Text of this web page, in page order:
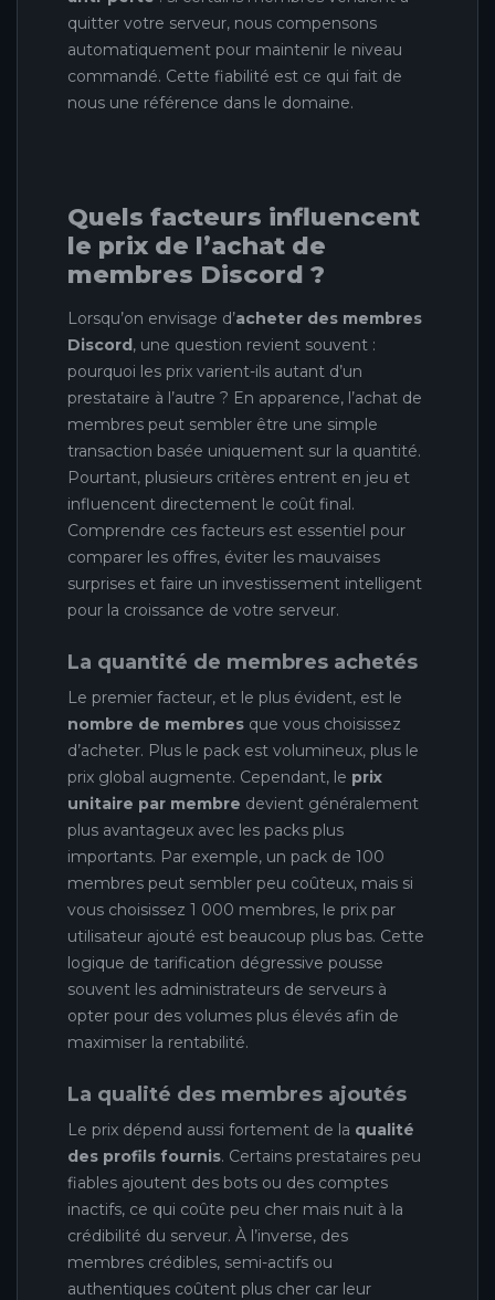
quitter votre serveur, nous compensons
automatiquement pour maintenir le niveau
commandé. Cette fiabilité est ce qui fait de
nous une référence dans le domaine.
Quels facteurs influencent
le prix de l’achat de
membres Discord ?
Lorsqu’on envisage d’acheter des membres
Discord, une question revient souvent :
pourquoi les prix varient-ils autant d’un
prestataire à l’autre ? En apparence, l’achat de
membres peut sembler être une simple
transaction basée uniquement sur la quantité.
Pourtant, plusieurs critères entrent en jeu et
influencent directement le coût final.
Comprendre ces facteurs est essentiel pour
comparer les offres, éviter les mauvaises
surprises et faire un investissement intelligent
pour la croissance de votre serveur.
La quantité de membres achetés
Le premier facteur, et le plus évident, est le
nombre de membres que vous choisissez
d’acheter. Plus le pack est volumineux, plus le
prix global augmente. Cependant, le prix
unitaire par membre devient généralement
plus avantageux avec les packs plus
importants. Par exemple, un pack de 100
membres peut sembler peu coûteux, mais si
vous choisissez 1 000 membres, le prix par
utilisateur ajouté est beaucoup plus bas. Cette
logique de tarification dégressive pousse
souvent les administrateurs de serveurs à
opter pour des volumes plus élevés afin de
maximiser la rentabilité.
La qualité des membres ajoutés
Le prix dépend aussi fortement de la qualité
des profils fournis. Certains prestataires peu
fiables ajoutent des bots ou des comptes
inactifs, ce qui coûte peu cher mais nuit à la
crédibilité du serveur. À l’inverse, des
membres crédibles, semi-actifs ou
authentiques coûtent plus cher car leur